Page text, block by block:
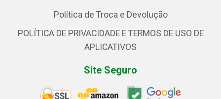
Política de Troca e Devolução
POLÍTICA DE PRIVACIDADE E TERMOS DE USO DE
APLICATIVOS
Site Seguro